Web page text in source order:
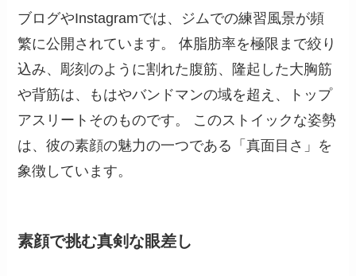
ブログやInstagramでは、ジムでの練習風景が頻
繁に公開されています。 体脂肪率を極限まで絞り
込み、彫刻のように割れた腹筋、隆起した大胸筋
や背筋は、もはやバンドマンの域を超え、トップ
アスリートそのものです。 このストイックな姿勢
は、彼の素顔の魅力の一つである「真面目さ」を
象徴しています。
素顔で挑む真剣な眼差し